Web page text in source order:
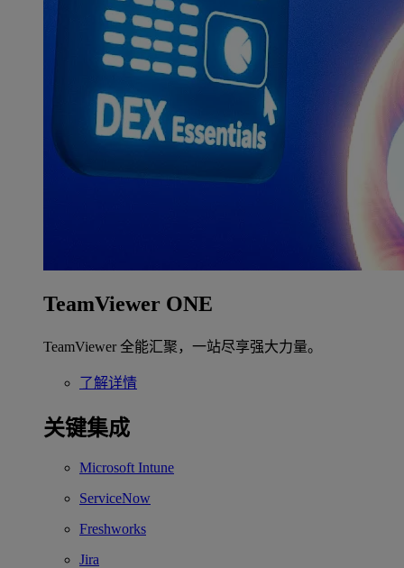
TeamViewer ONE
TeamViewer 全能汇聚，一站尽享强大力量。
了解详情
关键集成
Microsoft Intune
ServiceNow
Freshworks
Jira